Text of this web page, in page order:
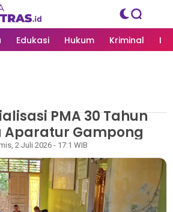
Edukasi Hukum Kriminal
PMA 30 Tahun
Aparatur Gampong
2 Juli 2026 - 17:1 WIB